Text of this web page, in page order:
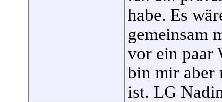
habe. Es
gemeinsam
vor ein paar
bin mir aber
ist. LG